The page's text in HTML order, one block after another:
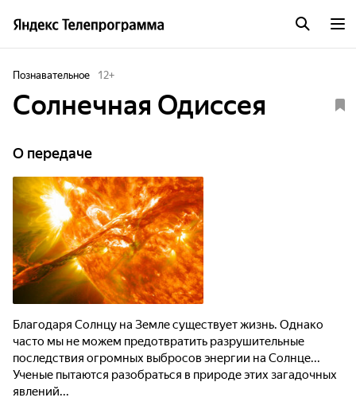
Познавательное 12+
Солнечная Одиссея
О передаче
Благодаря Солнцу на Земле существует жизнь. Однако
часто мы не можем предотвратить разрушительные
последствия огромных выбросов энергии на Солнце...
Ученые пытаются разобраться в природе этих загадочных
явлений...